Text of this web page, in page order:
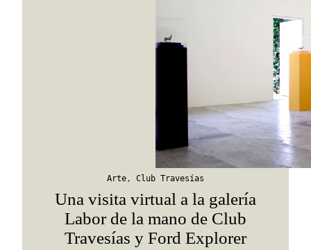
Arte, Club Travesías
Una visita virtual a la galería
Labor de la mano de Club
Travesías y Ford Explorer
Viaja con Travesías, recibe cada semana
itinerarios, tips de insider y las guías más
Suscribirme